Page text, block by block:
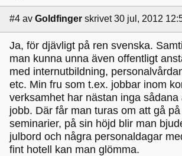
#4 av Goldfinger skrivet 30 jul, 2012
Ja, för djävligt på ren svenska.
man kunna unna även offentligt
med internutbildning,
etc. Min fru som t.ex. jobbar inom
verksamhet har nästan inga sådana
jobb. Där får man turas om att gå
seminarier, på sin höjd blir man
julbord och några personaldagar
fint hotell kan man glömma.